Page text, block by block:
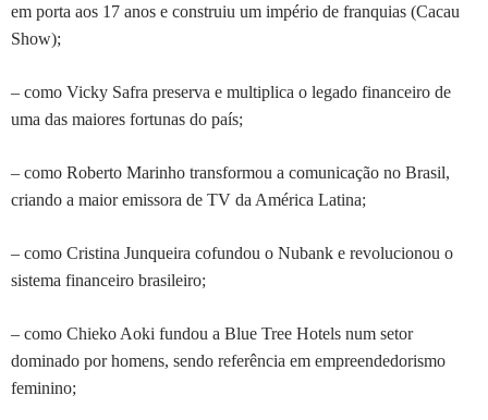
em porta aos 17 anos e construiu um império de franquias (Cacau
Show);
– como Vicky Safra preserva e multiplica o legado financeiro de
uma das maiores fortunas do país;
– como Roberto Marinho transformou a comunicação no Brasil,
criando a maior emissora de TV da América Latina;
– como Cristina Junqueira cofundou o Nubank e revolucionou o
sistema financeiro brasileiro;
– como Chieko Aoki fundou a Blue Tree Hotels num setor
dominado por homens, sendo referência em empreendedorismo
feminino;